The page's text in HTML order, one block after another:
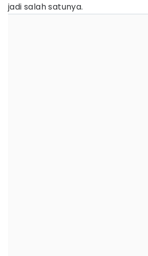
jadi salah satunya.